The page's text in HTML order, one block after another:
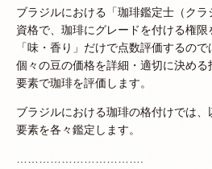
ブラジルにおける「珈琲鑑定士（ク
資格で、珈琲にグレードを付ける権限
「味・香り」だけで点数評価するの
個々の豆の価格を詳細・適切に決め
要素で珈琲を評価します。
ブラジルにおける珈琲の格付けでは
要素を各々鑑定します。